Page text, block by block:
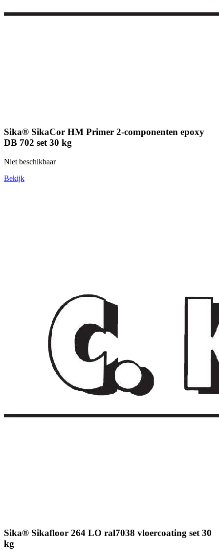
Sika® SikaCor HM Primer 2-componenten epoxy
DB 702 set 30 kg
Niet beschikbaar
Bekijk
Sika® Sikafloor 264 LO ral7038 vloercoating set 30
kg